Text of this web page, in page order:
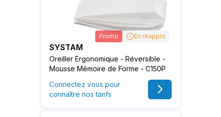
Promo En réappro
SYSTAM
Oreiller Ergonomique - Réversible -
Mousse Mémoire de Forme - C150P
Connectez vous pour
connaître nos tarifs